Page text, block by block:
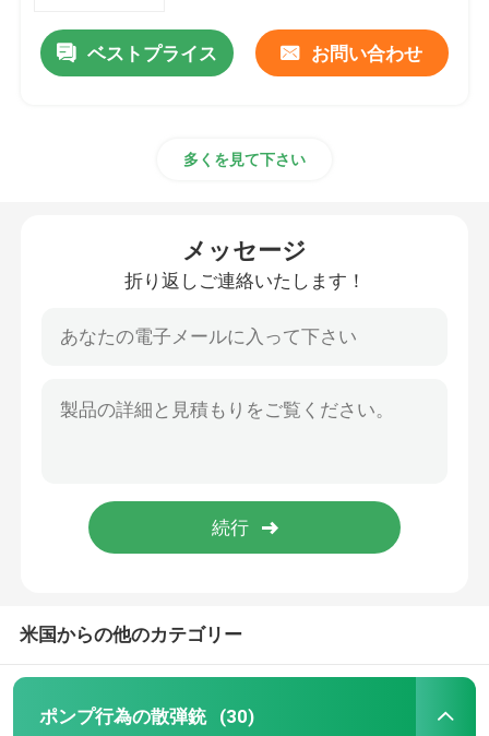
ベストプライス お問い合わせ
多くを見て下さい
メッセージ
折り返しご連絡いたします！
米国からの他のカテゴリー
ポンプ行為の散弾銃 (30)